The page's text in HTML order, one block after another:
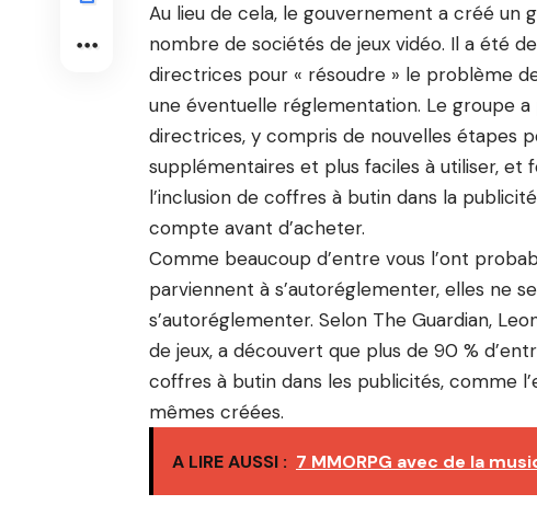
Au lieu de cela, le gouvernement a créé
nombre de sociétés de jeux vidéo. Il a été
directrices pour « résoudre » le problème
une éventuelle réglementation. Le groupe
directrices, y compris de nouvelles étapes
supplémentaires et plus faciles à utiliser,
l’inclusion de coffres à butin dans la
compte avant d’acheter.
Comme beaucoup d’entre vous l’ont
parviennent à s’autoréglementer, elles ne
s’autoréglementer. Selon The Guardian,
de jeux, a découvert que plus de 90 %
coffres à butin dans les publicités, comme
mêmes créées.
A LIRE AUSSI : 7 MMORPG avec de la